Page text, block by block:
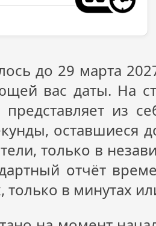
до 29 марта
вас даты. На
из
оставшиеся
только в
отчёт
в минутах